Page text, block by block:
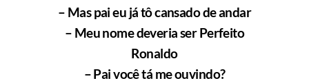
– Mas pai eu já tô cansado de andar
– Meu nome deveria ser Perfeito
Ronaldo
– Pai você tá me ouvindo?